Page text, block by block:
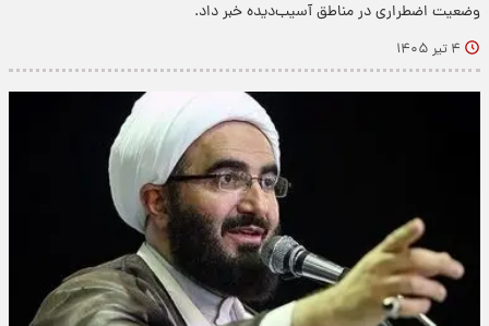
وضعیت اضطراری در مناطق آسیب‌دیده خبر داد.
۴ تیر ۱۴۰۵